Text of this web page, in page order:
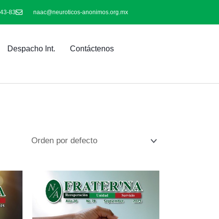
83 naac@neuroticos-anonimos.org.mx
Despacho Int. Contáctenos